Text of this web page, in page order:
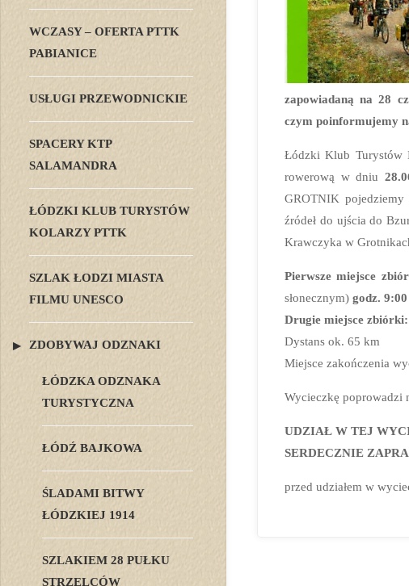
zapowiadaną na 28
czym poinformujemy
Łódzki Klub Turystów
rowerową w dniu
GROTNIK
źródeł do ujścia do
Krawczyka w
Pierwsze miejsce
słonecznym) godz. 9:00
Drugie miejsce zbiórki:
Dystans ok. 65 km
Miejsce zakończenia
Wycieczkę poprowadzi
UDZIAŁ W TEJ
SERDECZNIE
przed udziałem w
WCZASY – OFERTA PTTK
PABIANICE
USŁUGI PRZEWODNICKIE
SPACERY KTP
SALAMANDRA
ŁÓDZKI KLUB TURYSTÓW
KOLARZY PTTK
SZLAK ŁODZI MIASTA
FILMU UNESCO
ZDOBYWAJ ODZNAKI
ŁÓDZKA ODZNAKA
TURYSTYCZNA
ŁÓDŹ BAJKOWA
ŚLADAMI BITWY
ŁÓDZKIEJ 1914
SZLAKIEM 28 PUŁKU
STRZELCÓW